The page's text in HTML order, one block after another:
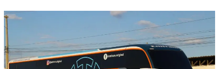
Digite
aqui
o
seu
e-
mail